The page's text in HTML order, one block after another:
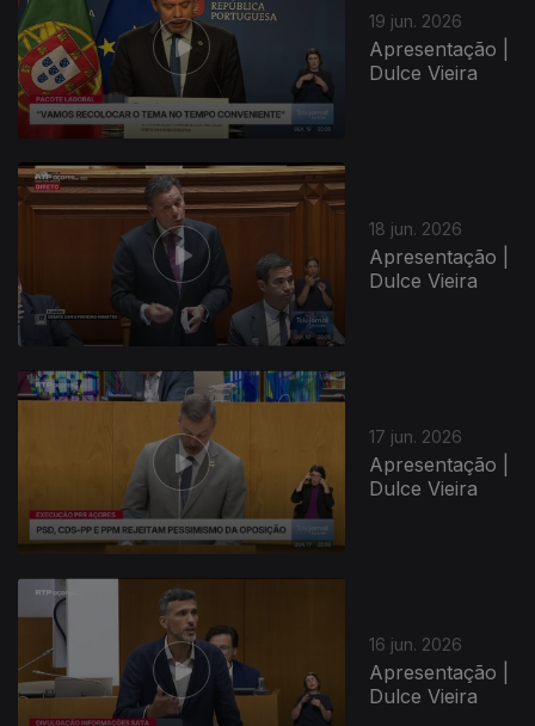
19 jun. 2026
Apresentação |
Dulce Vieira
18 jun. 2026
Apresentação |
Dulce Vieira
17 jun. 2026
Apresentação |
Dulce Vieira
16 jun. 2026
Apresentação |
Dulce Vieira